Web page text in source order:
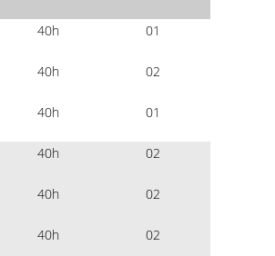
40h 01
40h 02
40h 01
40h 02
40h 02
40h 02